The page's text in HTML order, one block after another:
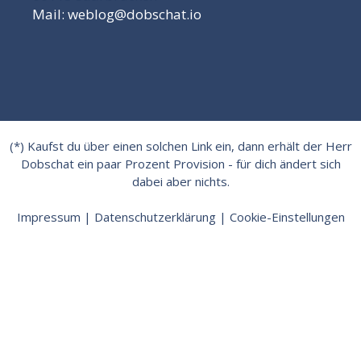
Mail: weblog@dobschat.io
(*) Kaufst du über einen solchen Link ein, dann erhält der Herr
Dobschat ein paar Prozent Provision - für dich ändert sich
dabei aber nichts.
Impressum | Datenschutzerklärung| Cookie-Einstellungen